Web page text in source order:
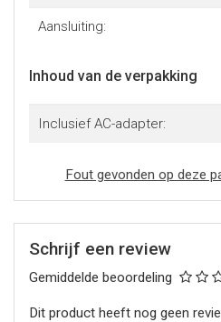
Aansluiting:
Inhoud van de verpakking
Inclusief AC-adapter:
Fout gevonden op deze
Schrijf een review
Gemiddelde beoordeling
Dit product heeft nog geen